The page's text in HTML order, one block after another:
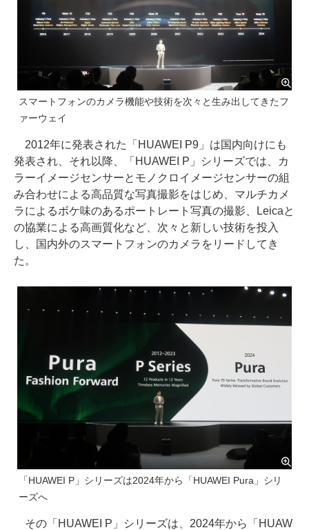
スマートフォンのカメラ機能や技術を次々と生み出してきたフ
ァーウェイ
2012年に発表された「HUAWEI P9」は国内向けにも
発表され、それ以降、「HUAWEI P」シリーズでは、カ
ラーイメージセンサーとモノクロイメージセンサーの組
み合わせによる高品質な写真撮影をはじめ、マルチカメ
ラによるボケ味のあるポートレート写真の撮影、Leicaと
の協業による高画質化など、次々と新しい技術を投入
し、国内外のスマートフォンのカメラをリードしてき
た。
「HUAWEI P」シリーズは2024年から「HUAWEI Pura」シリ
ーズへ
その「HUAWEI P」シリーズは、2024年から「HUAW